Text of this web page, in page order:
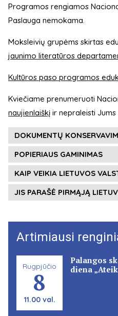
Programos rengiamos
Paslauga nemokama.
Moksleivių grupėms skirtas
jaunimo literatūros
Kultūros paso programos
Kviečiame prenumeruoti
naujienlaiškį ir nepraleisti
DOKUMENTŲ
POPIERIAUS GAMINIMAS
KAIP VEIKIA LIETUVOS
JIS PARAŠĖ PIRMĄJĄ
Artimiausi
Rugpjūčio
8
11.00 val.
Palangos
diena